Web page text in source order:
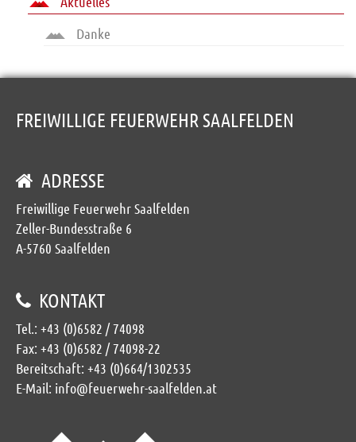
Danke
FREIWILLIGE FEUERWEHR SAALFELDEN
ADRESSE
Freiwillige Feuerwehr Saalfelden
Zeller-Bundesstraße 6
A-5760 Saalfelden
KONTAKT
Tel.: +43 (0)6582 / 74098
Fax: +43 (0)6582 / 74098-22
Bereitschaft: +43 (0)664/1302535
E-Mail: info@feuerwehr-saalfelden.at